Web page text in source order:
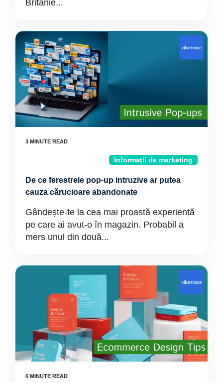
Britanie...
Informații de marketing
De ce ferestrele pop-up intruzive ar putea
cauza cărucioare abandonate
Gândește-te la cea mai proastă experiență
pe care ai avut-o în magazin. Probabil a
mers unul din două...